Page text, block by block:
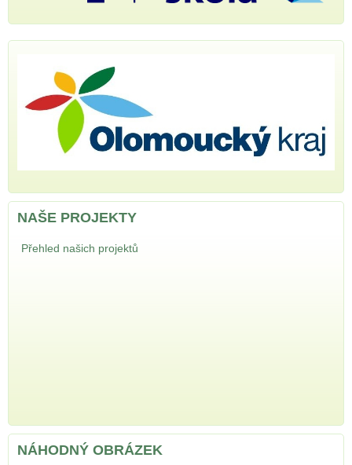
NAŠE PROJEKTY
Přehled našich projektů
NÁHODNÝ OBRÁZEK